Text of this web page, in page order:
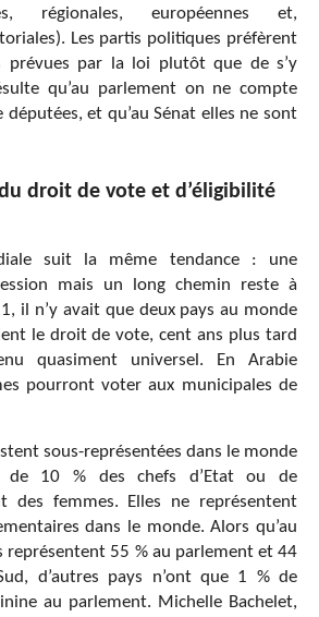
régionales, européennes et,
Les partis politiques préfèrent
prévues par la loi plutôt que de s’y
qu’au parlement on ne compte
députées, et qu’au Sénat elles ne sont
droit de vote et d’éligibilité
suit la même tendance : une
mais un long chemin reste à
il n’y avait que deux pays au monde
le droit de vote, cent ans plus tard
quasiment universel. En Arabie
pourront voter aux municipales de
sous-représentées dans le monde
de 10 % des chefs d’Etat ou de
des femmes. Elles ne représentent
dans le monde. Alors qu’au
représentent 55 % au parlement et 44
d’autres pays n’ont que 1 % de
au parlement. Michelle Bachelet,